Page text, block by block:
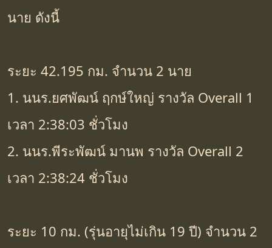
นาย ดังนี้
ระยะ 42.195 กม. จำนวน 2 นาย
1. นนร.ยศพัฒน์ ฤกษ์ใหญ่ รางวัล Overall 1
เวลา 2:38:03 ชั่วโมง
2. นนร.พีระพัฒน์ มานพ รางวัล Overall 2
เวลา 2:38:24 ชั่วโมง
ระยะ 10 กม. (รุ่นอายุไม่เกิน 19 ปี) จำนวน 2